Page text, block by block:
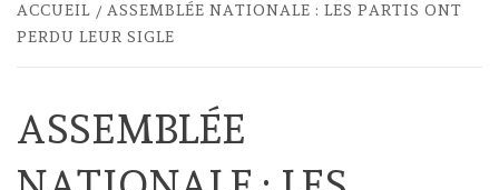
ACCUEIL
ASSEMBLÉE NATIONALE : LES PARTIS ONT
PERDU LEUR SIGLE
ASSEMBLÉE